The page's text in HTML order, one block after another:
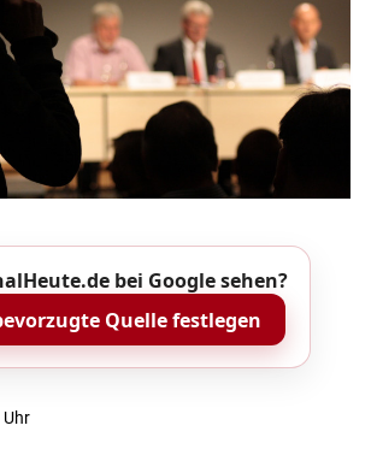
bei Google sehen?
Quelle festlegen